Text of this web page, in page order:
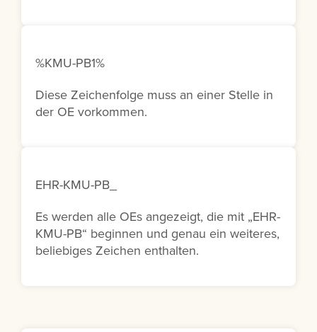
%KMU-PB1%
Diese Zeichenfolge muss an einer Stelle in
der OE vorkommen.
EHR-KMU-PB_
Es werden alle OEs angezeigt, die mit „EHR-
KMU-PB“ beginnen und genau ein weiteres,
beliebiges Zeichen enthalten.